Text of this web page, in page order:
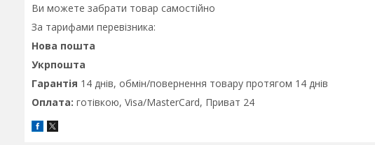
Ви можете забрати товар самостійно
За тарифами перевізника:
Нова пошта
Укрпошта
Гарантія 14 днів, обмін/повернення товару протягом 14 днів
Оплата: готівкою, Visa/MasterCard, Приват 24